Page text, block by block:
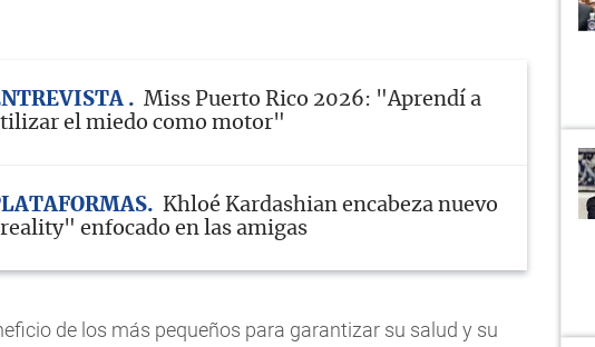
Miss Puerto Rico 2026: "Aprendí a
el miedo como motor"
Khloé Kardashian encabeza nuevo
enfocado en las amigas
de los más pequeños para garantizar su salud y su